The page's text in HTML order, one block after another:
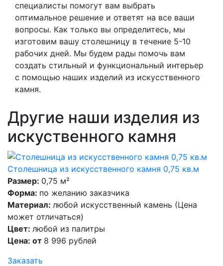
специалисты помогут вам выбрать
оптимальное решение и ответят на все ваши
вопросы. Как только вы определитесь, мы
изготовим вашу столешницу в течение 5-10
рабочих дней. Мы будем рады помочь вам
создать стильный и функциональный интерьер
с помощью наших изделий из искусственного
камня.
Другие наши изделия из
искуственного камня
Столешница из искусственного камня 0,75 кв.м
Размер: 0,75 м²
Форма: по желанию заказчика
Материал: любой искусственный камень (Цена
может отличаться)
Цвет: любой из палитры
Цена: от 8 996 рублей
Заказать